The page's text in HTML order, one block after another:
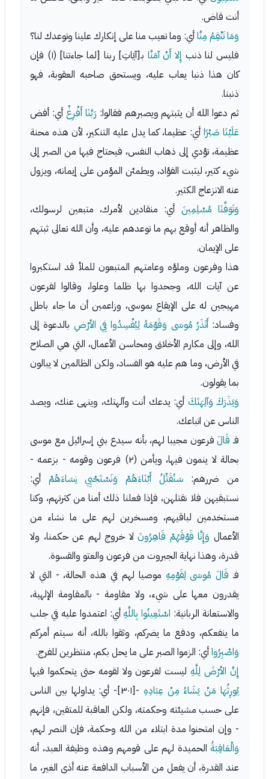
أنت قاض.
وَمَا تَنْقِمُ مِنَّاأي: وما تعيب منا على إنكارك علينا وتوعدك لنا؟
فليس لنا ذنب إِلا أَنْ آمَنَّا
بـ[آيَاتِ] ربنا [لما جاءتنا] (١) فإن
كان هذا ذنبا يعاب عليه، ويستحق صاحبه العقوبة، فهو
ذنبنا.
ثم دعوا الله أن يثبتهم ويصبرهم فقالوا: رَبَّنَا أَفْرِغْ أي: أفض
عَلَيْنَا صَبْرًا أي: عظيما، كما يدل عليه التنكير، لأن هذه محنة
عظيمة، تؤدي إلى ذهاب النفس، فيحتاج فيها من الصبر إلى
شيء كثير، ليثبت الفؤاد، ويطمئن المؤمن على إيمانه، ويزول
عنه الانزعاج الكثير.
وَتَوَفَّنَا مُسْلِمِينَ أي: منقادين لأمرك، متبعين لرسولك،
والظاهر أنه أوقع بهم ما توعدهم عليه، وأن الله تعالى ثبتهم
على الإيمان.
هذا وفرعون وملؤه وعامتهم المتبعون للملأ قد استكبروا
عن آيات الله، وجحدوا بها ظلما وعلوا، وقالوا لفرعون
مهيجين له على الإيقاع بموسى، وزاعمين أن ما جاء باطل
وفساد:أَتَذَرُ مُوسَى وَقَوْمَهُ لِيُفْسِدُوا فِي الأرْضِ بالدعوة إلى
الله، وإلى مكارم الأخلاق ومحاسن الأعمال، التي هي الصلاح
في الأرض، وما هم عليه هو الفساد، ولكن الظالمين لا يبالون
بما يقولون.
وَيَذَرَكَ وَآلِهَتَكَ أي: يدعك أنت وآلهتك، وينهى عنك، ويصد
الناس عن اتباعك.
فـ قَالَفرعون مجيبا لهم، بأنه سيدع بني إسرائيل مع موسى
بحالة لا ينمون فيها، ويأمن (٢) فرعون وقومه - بزعمه -
من ضررهم: سَنُقَتِّلُ أَبْنَاءَهُمْ وَنَسْتَحْيِي نِسَاءَهُمْ أي:
نستبقيهن فلا نقتلهن، فإذا فعلنا ذلك أمنا من كثرتهم، وكنا
مستخدمين لباقيهم، ومسخرين لهم على ما نشاء من
الأعمال وَإِنَّا فَوْقَهُمْ قَاهِرُونَلا خروج لهم عن حكمنا، ولا
قدرة، وهذا نهاية الجبروت من فرعون والعتو والقسوة.
فـ قَالَ مُوسَى لِقَوْمِهِ موصيا لهم في هذه الحالة، - التي لا
يقدرون معها على شيء، ولا مقاومة - بالمقاومة الإلهية،
والاستعانة الربانية: اسْتَعِينُوا بِاللَّهِأي: اعتمدوا عليه في جلب
ما ينفعكم، ودفع ما يضركم، وثقوا بالله، أنه سيتم أمركم
وَاصْبِرُواأي: الزموا الصبر على ما يحل بكم، منتظرين للفرج.
إِنَّ الأرْضَ لِلَّهِليست لفرعون ولا لقومه حتى يتحكموا فيها
يُورِثُهَا مَنْ يَشَاءُ مِنْ عِبَادِهِ
-[٣٠١]- أي: يداولها بين الناس
على حسب مشيئته وحكمته، ولكن العاقبة للمتقين، فإنهم
- وإن امتحنوا مدة ابتلاء من الله وحكمة، فإن النصر لهم،
وَالْعَاقِبَةُ الحميدة لهم على قومهم وهذه وظيفة العبد، أنه
عند القدرة، أن يفعل من الأسباب الدافعة عنه أذى الغير، ما